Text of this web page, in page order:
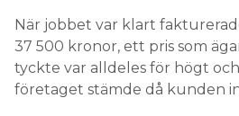
När jobbet var klart
37 500 kronor, ett pris som
tyckte var alldeles för högt
företaget stämde då kunden